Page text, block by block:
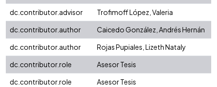
dc.contributor.advisor
Trofimoff López, Valeria
dc.contributor.author
Caicedo González, Andrés Hernán
dc.contributor.author
Rojas Pupiales, Lizeth Nataly
dc.contributor.role
Asesor Tesis
dc.contributor.role
Asesor Tesis